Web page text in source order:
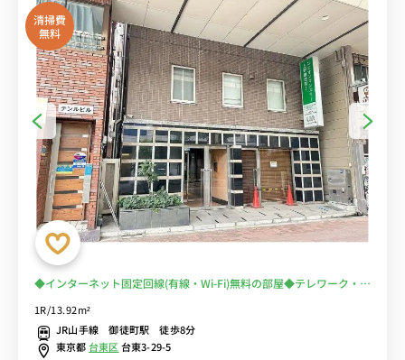
清掃費
無料
◆インターネット固定回線(有線・Wi-Fi)無料の部屋◆テレワーク・在
宅勤務におススメ！【禁煙ルーム】2019年室内リニューアル済♪佐
竹商店街＆多慶屋で楽しいお買い物出来ます！
1R/13.92m²
JR山手線 御徒町駅 徒歩8分
東京都台東区台東3-29-5